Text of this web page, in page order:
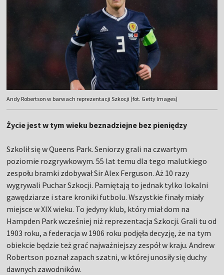
Andy Robertson w barwach reprezentacji Szkocji (fot. Getty Images)
Życie jest w tym wieku beznadziejne bez pieniędzy
Szkolił się w Queens Park. Seniorzy grali na czwartym
poziomie rozgrywkowym. 55 lat temu dla tego malutkiego
zespołu bramki zdobywał Sir Alex Ferguson. Aż 10 razy
wygrywali Puchar Szkocji. Pamiętają to jednak tylko lokalni
gawędziarze i stare kroniki futbolu. Wszystkie finały miały
miejsce w XIX wieku. To jedyny klub, który miał dom na
Hampden Park wcześniej niż reprezentacja Szkocji. Grali tu od
1903 roku, a federacja w 1906 roku podjęła decyzję, że na tym
obiekcie będzie też grać najważniejszy zespół w kraju. Andrew
Robertson poznał zapach szatni, w której unosiły się duchy
dawnych zawodników.